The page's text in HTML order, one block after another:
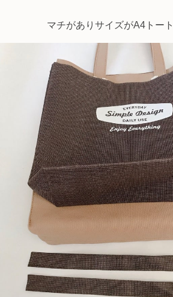
マチがありサイズがA4トー